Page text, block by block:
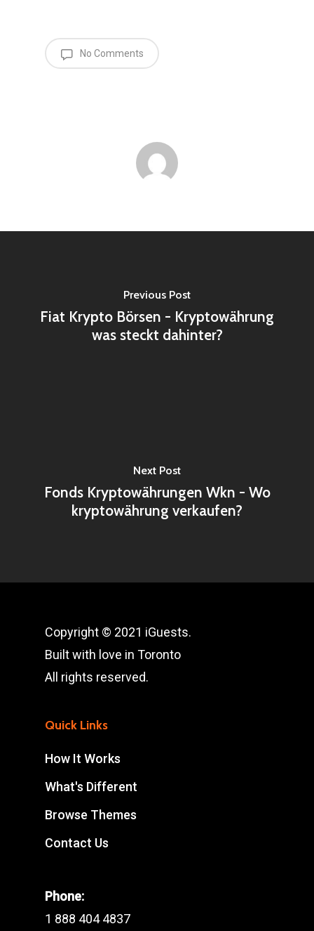
No Comments
Previous Post
Fiat Krypto Börsen - Kryptowährung
was steckt dahinter?
Next Post
Fonds Kryptowährungen Wkn - Wo
kryptowährung verkaufen?
Copyright © 2021 iGuests.
Built with love in Toronto
All rights reserved.
Quick Links
How It Works
What's Different
Browse Themes
Contact Us
Phone:
1 888 404 4837